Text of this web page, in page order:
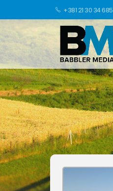
+381 21 30 34 685